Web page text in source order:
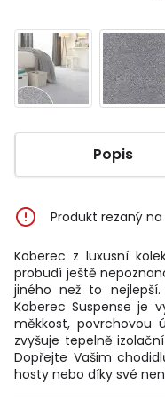
Popis
Produkt rezaný
Koberec z luxusní
probudí ještě
jiného než to
Koberec Suspense je
měkkost, povrchovou
zvyšuje tepelně
Dopřejte Vašim
hosty nebo díky své